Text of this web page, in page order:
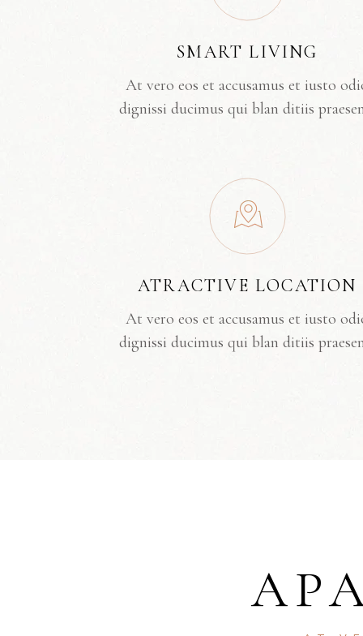
SMART LIVING
At vero eos et accusamus et iusto
dignissi ducimus qui blan ditiis
ATRACTIVE LOCATION
At vero eos et accusamus et iusto
dignissi ducimus qui blan ditiis